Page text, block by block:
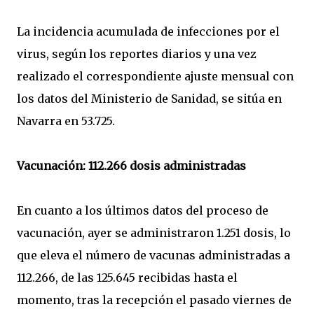
La incidencia acumulada de infecciones por el
virus, según los reportes diarios y una vez
realizado el correspondiente ajuste mensual con
los datos del Ministerio de Sanidad, se sitúa en
Navarra en 53.725.
Vacunación: 112.266 dosis administradas
En cuanto a los últimos datos del proceso de
vacunación, ayer se administraron 1.251 dosis, lo
que eleva el número de vacunas administradas a
112.266, de las 125.645 recibidas hasta el
momento, tras la recepción el pasado viernes de